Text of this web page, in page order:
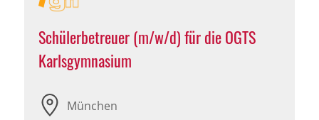
Schülerbetreuer (m/w/d) für die OGTS
Karlsgymnasium
München